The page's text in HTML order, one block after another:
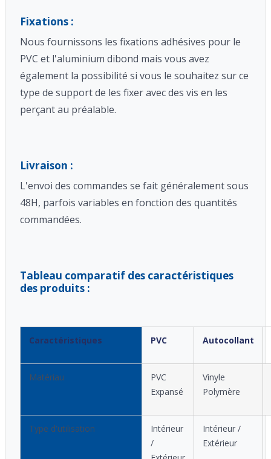
Fixations :
Nous fournissons les fixations adhésives pour le
PVC et l'aluminium dibond mais vous avez
également la possibilité si vous le souhaitez sur ce
type de support de les fixer avec des vis en les
perçant au préalable.
Livraison :
L'envoi des commandes se fait généralement sous
48H, parfois variables en fonction des quantités
commandées.
Tableau comparatif des caractéristiques
des produits :
Caractéristiques PVC Autocollant
Matériau
PVC
Expansé
Vinyle
Polymère
Type d'utilisation
Intérieur
/
Intérieur /
Extérieur